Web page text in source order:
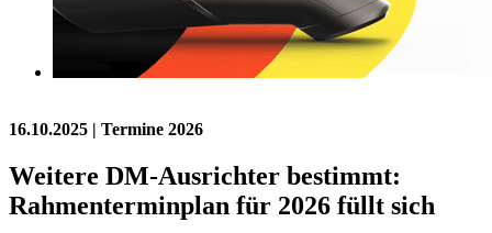
16.10.2025 | Termine 2026
Weitere DM-Ausrichter bestimmt:
Rahmenterminplan für 2026 füllt sich